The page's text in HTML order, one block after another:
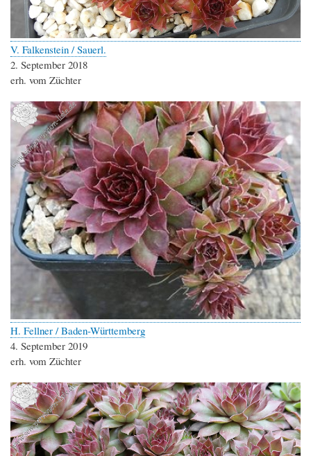
V. Falkenstein / Sauerl.
2. September 2018
erh. vom Züchter
H. Fellner / Baden-Württemberg
4. September 2019
erh. vom Züchter